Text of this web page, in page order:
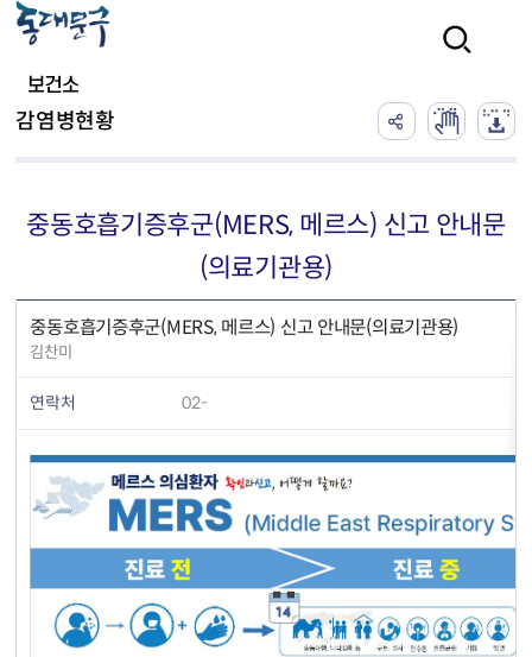
보건소
감염병현황
중동호흡기증후군(MERS, 메르스) 신고 안내문
(의료기관용)
중동호흡기증후군(MERS, 메르스) 신고 안내문(의료기관용)
김찬미
연락처 02-